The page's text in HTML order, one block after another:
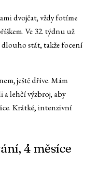
dvojčat, vždy fotíme
Ve 32. týdnu už
stát, takže focení
ještě dříve. Mám
lehčí výzbroj, aby
Krátké, intenzivní
4 měsíce